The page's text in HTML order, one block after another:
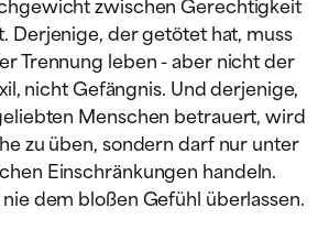
Derjenige, der getötet hat, muss
Trennung leben - aber nicht der
nicht Gefängnis. Und derjenige,
Menschen betrauert, wird
zu üben, sondern darf nur unter
Einschränkungen handeln.
dem bloßen Gefühl überlassen.